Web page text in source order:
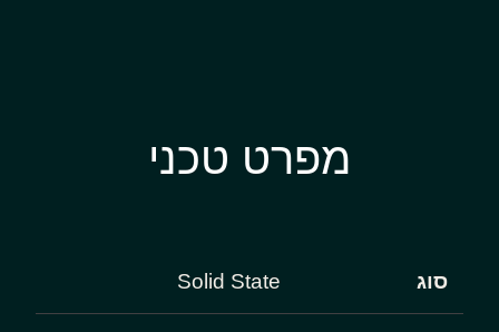
מפרט טכני
סוג Solid State